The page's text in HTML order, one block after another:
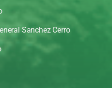
Sanchez Cerro